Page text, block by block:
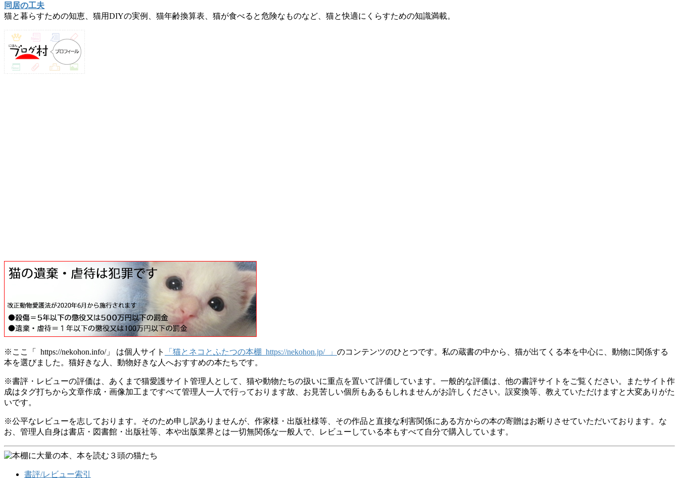
同居の工夫
猫と暮らすための知恵、猫用DIYの実例、猫年齢換算表、猫が食べると危険なものなど、猫と快適にくらすための知識満載。
※ここ「 https://nekohon.info/」 は個人サイト 「猫とネコとふたつの本棚 https://nekohon.jp/ 」 のコンテンツのひとつです。私の蔵書の中から、猫が出てくる本を中心に、動物に関係する
本を選びました。猫好きな人、動物好きな人へおすすめの本たちです。
※書評・レビューの評価は、あくまで猫愛護サイト管理人として、猫や動物たちの扱いに重点を置いて評価しています。一般的な評価は、他の書評サイトをご覧ください。またサイト作
成はタグ打ちから文章作成・画像加工まですべて管理人一人で行っております故、お見苦しい個所もあるもしれませんがお許しください。誤変換等、教えていただけますと大変ありがた
いです。
※公平なレビューを志しております。そのため申し訳ありませんが、作家様・出版社様等、その作品と直接な利害関係にある方からの本の寄贈はお断りさせていただいております。な
お、管理人自身は書店・図書館・出版社等、本や出版業界とは一切無関係な一般人で、レビューしている本もすべて自分で購入しています。
書評/レビュー索引